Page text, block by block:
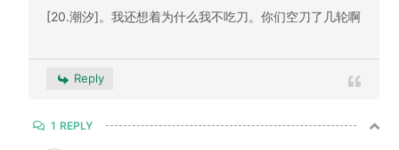
[20.潮汐]。我还想着为什么我不吃刀。你们空刀了几轮啊
Reply
1 REPLY